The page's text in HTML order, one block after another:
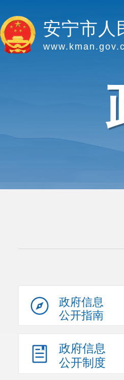
安宁市人
政府信息
公开指南
政府信息
公开制度